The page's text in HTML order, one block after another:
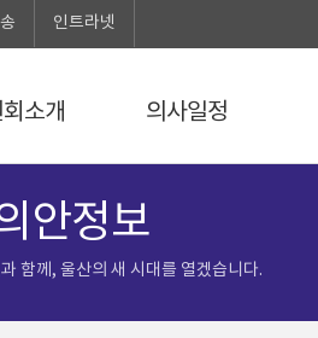
인트라넷
소개 의사일정
안정보
함께, 울산의 새 시대를 열겠습니다.